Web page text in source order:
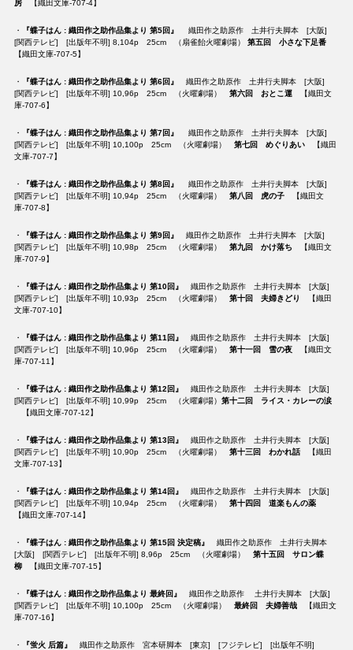
房【織田文庫-707-4】
・ 『蝶子はん : 織田作之助作品集より 第5回』
織田作之助原作 土井行夫脚本 [大阪]
[関西テレビ] [出版年不明] 8,104p 25cm （扇雀飴火曜劇場） 第五回 小さな下足番
【織田文庫-707-5】
・ 『蝶子はん : 織田作之助作品集より 第6回』
織田作之助原作 土井行夫脚本 [大阪]
[関西テレビ] [出版年不明] 10,96p 25cm （火曜劇場） 第六回 おとこ運【織田文
庫-707-6】
・ 『蝶子はん : 織田作之助作品集より 第7回』
織田作之助原作 土井行夫脚本 [大阪]
[関西テレビ] [出版年不明] 10,100p 25cm （火曜劇場） 第七回 めぐりあい【織田
文庫-707-7】
・ 『蝶子はん : 織田作之助作品集より 第8回』
織田作之助原作 土井行夫脚本 [大阪]
[関西テレビ] [出版年不明] 10,94p 25cm （火曜劇場） 第八回 虎の子【織田文
庫-707-8】
・ 『蝶子はん : 織田作之助作品集より 第9回』
織田作之助原作 土井行夫脚本 [大阪]
[関西テレビ] [出版年不明] 10,98p 25cm （火曜劇場） 第九回 かけ落ち 【織田文
庫-707-9】
・ 『蝶子はん : 織田作之助作品集より 第10回』
織田作之助原作 土井行夫脚本 [大阪]
[関西テレビ] [出版年不明] 10,93p 25cm （火曜劇場） 第十回 夫婦きどり
【織田
文庫-707-10】
・ 『蝶子はん : 織田作之助作品集より 第11回』
織田作之助原作 土井行夫脚本 [大阪]
[関西テレビ] [出版年不明] 10,96p 25cm （火曜劇場） 第十一回 雪の夜
【織田文
庫-707-11】
・ 『蝶子はん : 織田作之助作品集より 第12回』
織田作之助原作 土井行夫脚本 [大阪]
[関西テレビ] [出版年不明] 10,99p 25cm （火曜劇場） 第十二回 ライス・カレーの涙
【織田文庫-707-12】
・ 『蝶子はん : 織田作之助作品集より 第13回』
織田作之助原作 土井行夫脚本 [大阪]
[関西テレビ] [出版年不明] 10,90p 25cm （火曜劇場） 第十三回 わかれ話【織田
文庫-707-13】
・ 『蝶子はん : 織田作之助作品集より 第14回』
織田作之助原作 土井行夫脚本 [大阪]
[関西テレビ] [出版年不明] 10,94p 25cm （火曜劇場） 第十四回 道楽もんの薬
【織田文庫-707-14】
・ 『蝶子はん : 織田作之助作品集より 第15回 決定稿』
織田作之助原作 土井行夫脚本
[大阪] [関西テレビ] [出版年不明] 8,96p 25cm （火曜劇場） 第十五回 サロン蝶
柳【織田文庫-707-15】
・ 『蝶子はん : 織田作之助作品集より 最終回』
織田作之助原作 土井行夫脚本 [大阪]
[関西テレビ] [出版年不明] 10,100p 25cm （火曜劇場） 最終回 夫婦善哉【織田文
庫-707-16】
・ 『蛍火 后篇』
織田作之助原作 宮本研脚本 [東京] [フジテレビ] [出版年不明]